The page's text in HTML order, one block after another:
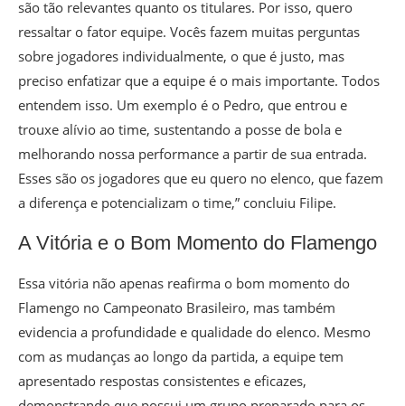
são tão relevantes quanto os titulares. Por isso, quero
ressaltar o fator equipe. Vocês fazem muitas perguntas
sobre jogadores individualmente, o que é justo, mas
preciso enfatizar que a equipe é o mais importante. Todos
entendem isso. Um exemplo é o Pedro, que entrou e
trouxe alívio ao time, sustentando a posse de bola e
melhorando nossa performance a partir de sua entrada.
Esses são os jogadores que eu quero no elenco, que fazem
a diferença e potencializam o time,” concluiu Filipe.
A Vitória e o Bom Momento do Flamengo
Essa vitória não apenas reafirma o bom momento do
Flamengo no Campeonato Brasileiro, mas também
evidencia a profundidade e qualidade do elenco. Mesmo
com as mudanças ao longo da partida, a equipe tem
apresentado respostas consistentes e eficazes,